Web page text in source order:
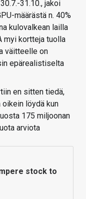
31.10., jakoi
määrästä n. 40%
kulovalkean lailla
myi kortteja tuolla
väitteelle on
epärealistiselta
en sitten tiedä,
löydä kun
175 miljoonan
arviota
stock to